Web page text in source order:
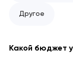
Другое
Какой бюджет